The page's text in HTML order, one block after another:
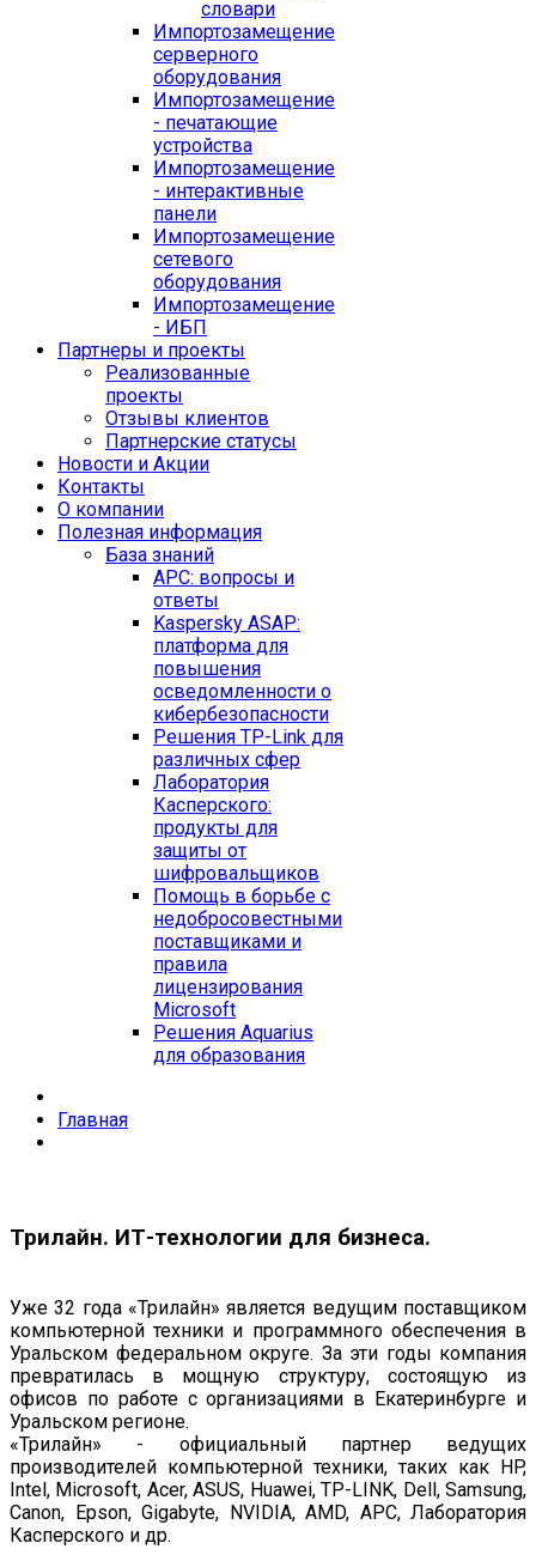
словари
Импортозамещение
серверного
оборудования
Импортозамещение
- печатающие
устройства
Импортозамещение
- интерактивные
панели
Импортозамещение
сетевого
оборудования
Импортозамещение
- ИБП
Партнеры и проекты
Реализованные
проекты
Отзывы клиентов
Партнерские статусы
Новости и Акции
Контакты
O компании
Полезная информация
База знаний
APC: вопросы и
ответы
Kaspersky ASAP:
платформа для
повышения
осведомленности о
кибербезопасности
Решения TP-Link для
различных сфер
Лаборатория
Касперского:
продукты для
защиты от
шифровальщиков
Помощь в борьбе с
недобросовестными
поставщиками и
правила
лицензирования
Microsoft
Решения Aquarius
для образования
Главная
Трилайн. ИТ-технологии для бизнеса.
Уже 32 года «Трилайн» является ведущим поставщиком
компьютерной техники и программного обеспечения в
Уральском федеральном округе. За эти годы компания
превратилась в мощную структуру, состоящую из
офисов по работе с организациями в Екатеринбурге и
Уральском регионе.
«Трилайн» - официальный партнер ведущих
производителей компьютерной техники, таких как HP,
Intel, Microsoft, Acer, ASUS, Huawei, TP-LINK, Dell, Samsung,
Canon, Epson, Gigabyte, NVIDIA, AMD, APC, Лаборатория
Касперского и др.